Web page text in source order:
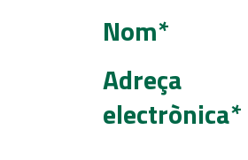
Nom*
Adreça
electrònica*